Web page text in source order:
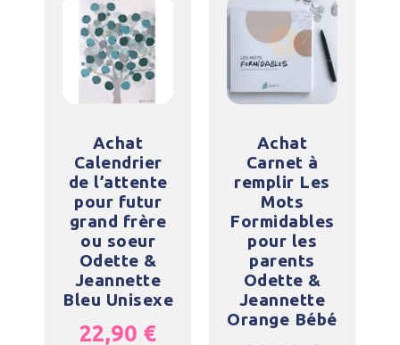
Achat
Calendrier
de l’attente
pour futur
grand frère
ou soeur
Odette &
Jeannette
Bleu Unisexe
22,90 €
Achat
Carnet à
remplir Les
Mots
Formidables
pour les
parents
Odette &
Jeannette
Orange Bébé